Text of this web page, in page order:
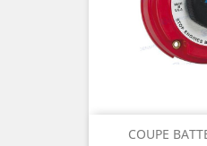
COUPE